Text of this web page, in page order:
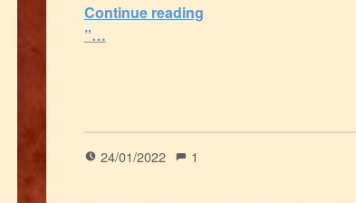
Continue reading“Réflexions sur notre temps de Fléchissement : le Cantique de la Peur de la Mort et de la Vie de l’Esprit
”…
24/01/2022 1